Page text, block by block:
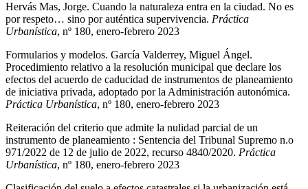
Hervás Mas, Jorge. Cuando la naturaleza entra en la ciudad. No es
por respeto… sino por auténtica supervivencia. Práctica
Urbanística, nº 180, enero-febrero 2023
Formularios y modelos. García Valderrey, Miguel Ángel.
Procedimiento relativo a la resolución municipal que declare los
efectos del acuerdo de caducidad de instrumentos de planeamiento
de iniciativa privada, adoptado por la Administración autonómica.
Práctica Urbanística, nº 180, enero-febrero 2023
Reiteración del criterio que admite la nulidad parcial de un
instrumento de planeamiento : Sentencia del Tribunal Supremo n.o
971/2022 de 12 de julio de 2022, recurso 4840/2020. Práctica
Urbanística, nº 180, enero-febrero 2023